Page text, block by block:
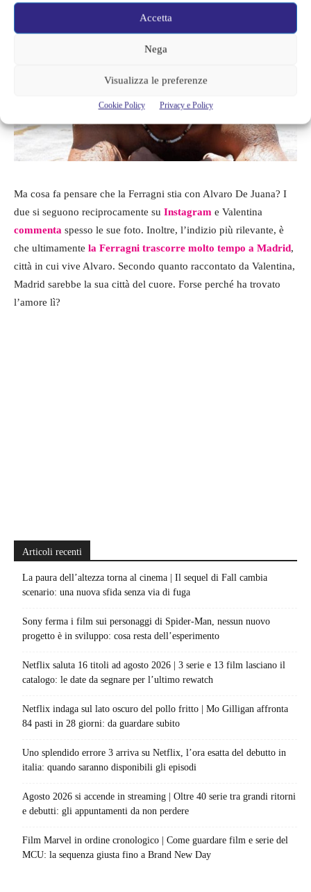
Accetta
Nega
Visualizza le preferenze
Cookie Policy Privacy e Policy
Ma cosa fa pensare che la Ferragni stia con Alvaro De Juana? I
due si seguono reciprocamente su Instagram e Valentina
commenta spesso le sue foto. Inoltre, l’indizio più rilevante, è
che ultimamente la Ferragni trascorre molto tempo a Madrid,
città in cui vive Alvaro. Secondo quanto raccontato da Valentina,
Madrid sarebbe la sua città del cuore. Forse perché ha trovato
l’amore lì?
Articoli recenti
La paura dell’altezza torna al cinema | Il sequel di Fall cambia
scenario: una nuova sfida senza via di fuga
Sony ferma i film sui personaggi di Spider-Man, nessun nuovo
progetto è in sviluppo: cosa resta dell’esperimento
Netflix saluta 16 titoli ad agosto 2026 | 3 serie e 13 film lasciano il
catalogo: le date da segnare per l’ultimo rewatch
Netflix indaga sul lato oscuro del pollo fritto | Mo Gilligan affronta
84 pasti in 28 giorni: da guardare subito
Uno splendido errore 3 arriva su Netflix, l’ora esatta del debutto in
italia: quando saranno disponibili gli episodi
Agosto 2026 si accende in streaming | Oltre 40 serie tra grandi ritorni
e debutti: gli appuntamenti da non perdere
Film Marvel in ordine cronologico | Come guardare film e serie del
MCU: la sequenza giusta fino a Brand New Day